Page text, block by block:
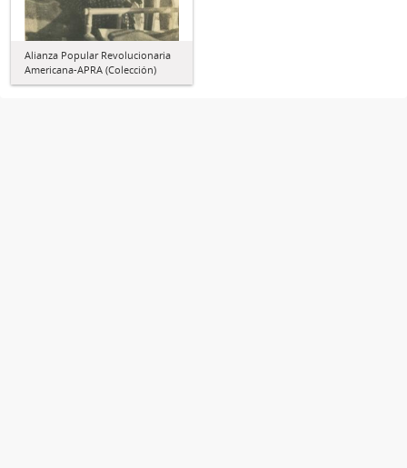
Alianza Popular Revolucionaria
Americana-APRA (Colección)